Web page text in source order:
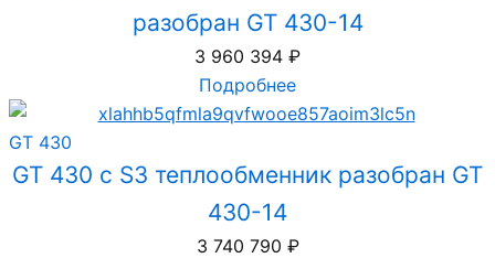
разобран GT 430-14
3 960 394 ₽
Подробнее
GT 430
GT 430 с S3 теплообменник разобран GT
430-14
3 740 790 ₽